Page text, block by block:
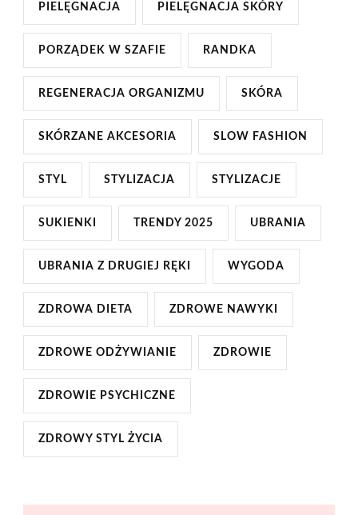
PIELĘGNACJA PIELĘGNACJA SKÓRY
PORZĄDEK W SZAFIE RANDKA
REGENERACJA ORGANIZMU SKÓRA
SKÓRZANE AKCESORIA SLOW FASHION
STYL STYLIZACJA STYLIZACJE
SUKIENKI TRENDY 2025 UBRANIA
UBRANIA Z DRUGIEJ RĘKI WYGODA
ZDROWA DIETA ZDROWE NAWYKI
ZDROWE ODŻYWIANIE ZDROWIE
ZDROWIE PSYCHICZNE
ZDROWY STYL ŻYCIA